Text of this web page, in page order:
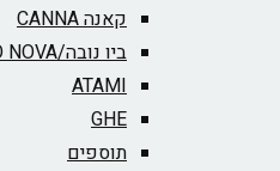
קאנה CANNA
ביו נובה/BIO NOVA‏
ATAMI
GHE
תוספים